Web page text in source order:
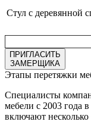
Стул с деревянной
ПРИГЛАСИТЬ
ЗАМЕРЩИКА
Этапы перетяжки
Специалисты
мебели с 2003 года
включают несколько